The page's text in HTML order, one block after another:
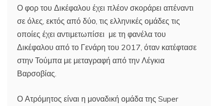
Ο φορ του Δικέφαλου έχει πλέον σκοράρει απέναντι
σε όλες, εκτός από δύο, τις ελληνικές ομάδες τις
οποίες έχει αντιμετωπίσει με τη φανέλα του
Δικέφαλου από το Γενάρη του 2017, όταν κατέφτασε
στην Τούμπα με μεταγραφή από την Λέγκια
Βαρσοβίας.
Ο Ατρόμητος είναι η μοναδική ομάδα της Super